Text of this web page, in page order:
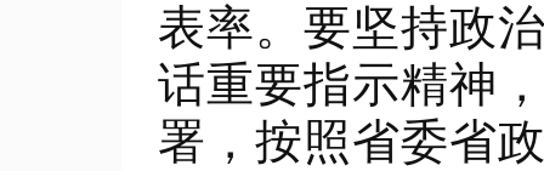
表率。要坚持政
话重要指示精神
署，按照省委省